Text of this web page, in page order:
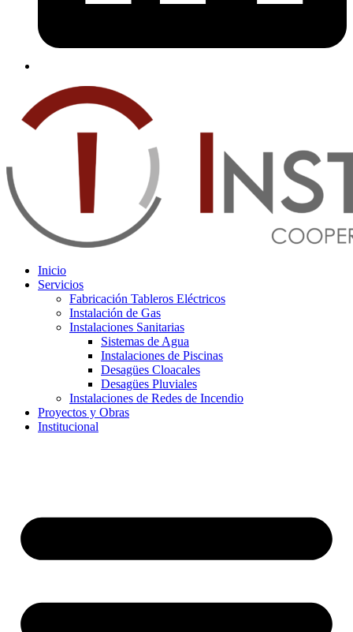
Inicio
Servicios
Fabricación Tableros Eléctricos
Instalación de Gas
Instalaciones Sanitarias
Sistemas de Agua
Instalaciones de Piscinas
Desagües Cloacales​
Desagües Pluviales
Instalaciones de Redes de Incendio
Proyectos y Obras
Institucional